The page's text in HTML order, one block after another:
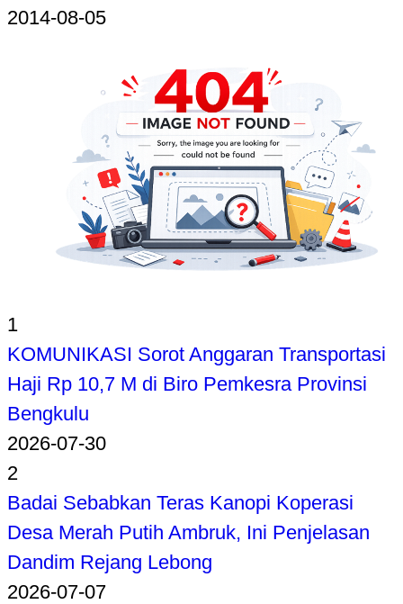
2014-08-05
1
KOMUNIKASI Sorot Anggaran Transportasi
Haji Rp 10,7 M di Biro Pemkesra Provinsi
Bengkulu
2026-07-30
2
Badai Sebabkan Teras Kanopi Koperasi
Desa Merah Putih Ambruk, Ini Penjelasan
Dandim Rejang Lebong
2026-07-07